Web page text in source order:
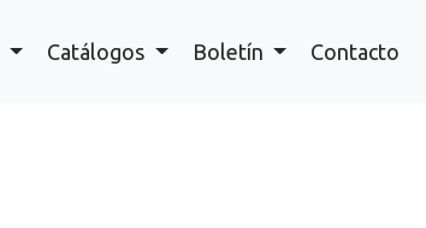
Catálogos Boletín Contacto